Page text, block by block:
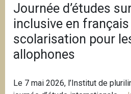
r
e
a
c
r
u
b
Journée d’études
inclusive en
scolarisation pour
allophones
Le 7 mai 2026, l’Institut de